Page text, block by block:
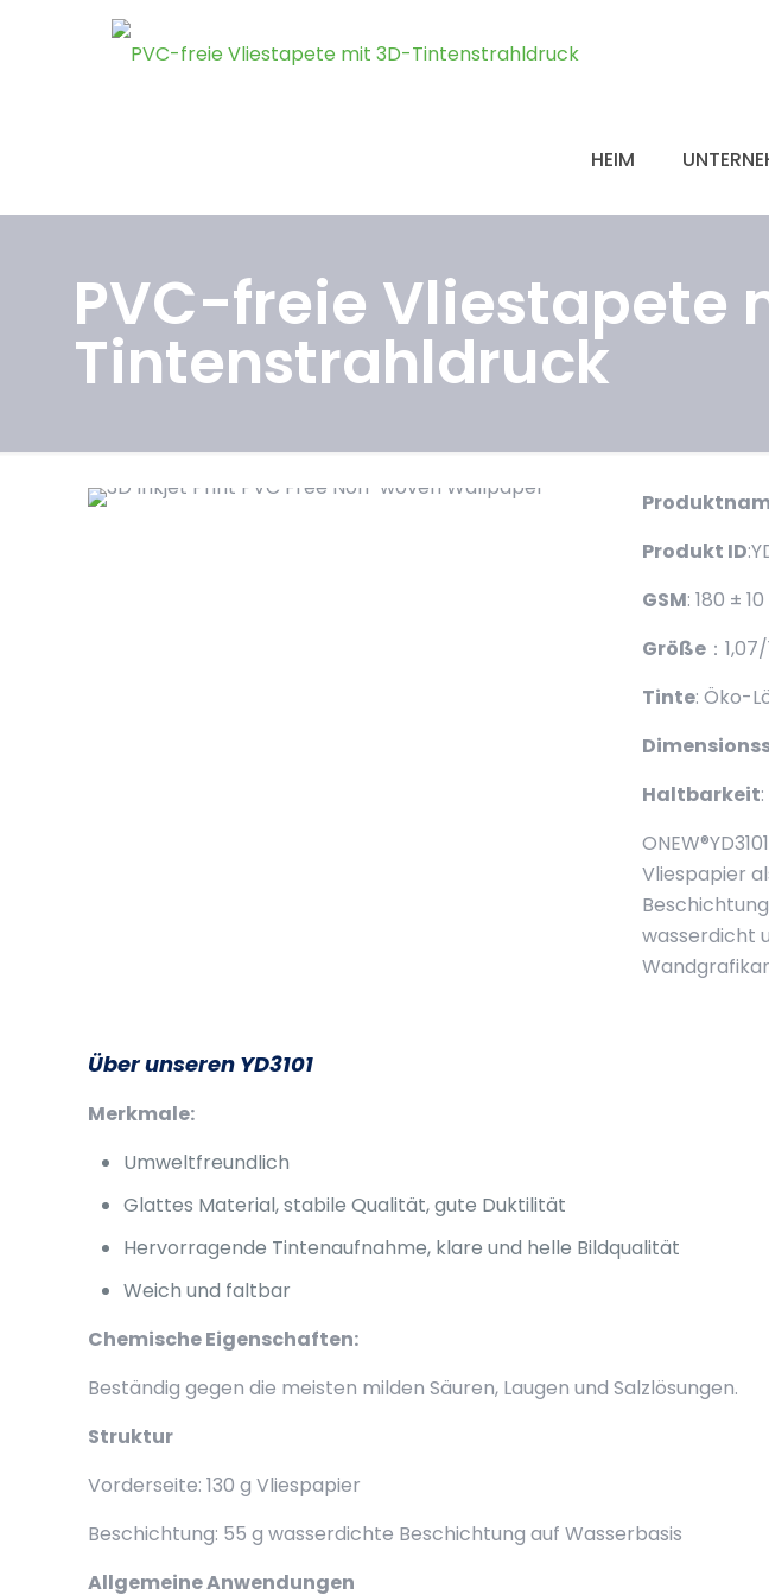
HEIM
PVC-freie Vliestapete
Tintenstrahldruck
Produkt ID
GSM: 180 ±
Größe ：
Tinte: Öko-
Haltbarkeit
Vliespapier
wasserdicht
Über unseren YD3101
Merkmale:
Umweltfreundlich
Glattes Material, stabile Qualität, gute Duktilität
Hervorragende Tintenaufnahme, klare und helle Bildqualität
Weich und faltbar
Chemische Eigenschaften:
Beständig gegen die meisten milden Säuren, Laugen und Salzlösungen.
Struktur
Vorderseite: 130 g Vliespapier
Beschichtung: 55 g wasserdichte Beschichtung auf Wasserbasis
Allgemeine Anwendungen